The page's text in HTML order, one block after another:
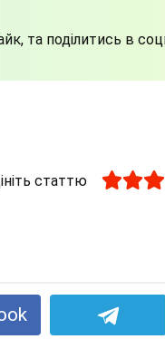
та поділитись в
статтю